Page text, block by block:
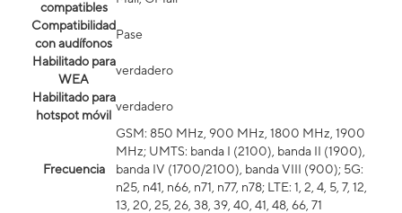
compatibles
Compatibilidad
con audífonos
Pase
Habilitado para
WEA
verdadero
Habilitado para
hotspot móvil
verdadero
Frecuencia
GSM: 850 MHz, 900 MHz, 1800 MHz, 1900
MHz; UMTS: banda I (2100), banda II (1900),
banda IV (1700/2100), banda VIII (900); 5G:
n25, n41, n66, n71, n77, n78; LTE: 1, 2, 4, 5, 7, 12,
13, 20, 25, 26, 38, 39, 40, 41, 48, 66, 71